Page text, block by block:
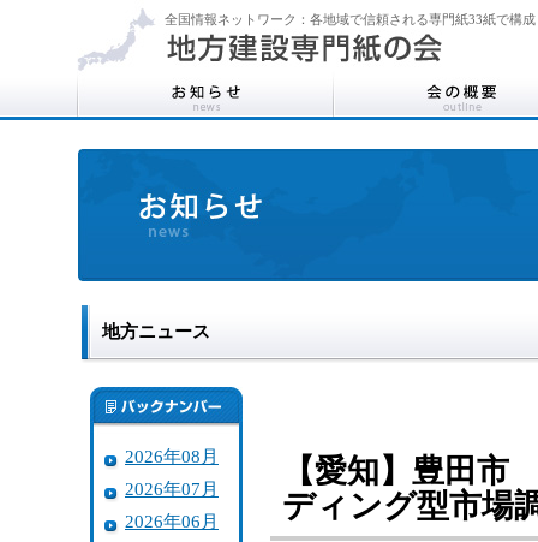
全国情報ネットワーク：各地域で信頼される専門紙33紙で構成
地方ニュース
2026年08月
2026年07月
2026年06月
【愛知】豊田
ディング型市場